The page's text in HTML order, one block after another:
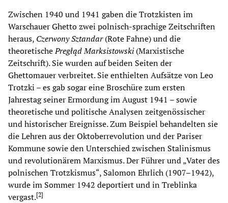
Zwischen 1940 und 1941 gaben die Trotzkisten im
Warschauer Ghetto zwei polnisch-sprachige Zeitschriften
heraus, Czerwony Sztandar(Rote Fahne) und die
theoretischePregłąd Marksistowski(Marxistische
Zeitschrift). Sie wurden auf beiden Seiten der
Ghettomauer verbreitet. Sie enthielten Aufsätze von Leo
Trotzki – es gab sogar eine Broschüre zum ersten
Jahrestag seiner Ermordung im August 1941 – sowie
theoretische und politische Analysen zeitgenössischer
und historischer Ereignisse. Zum Beispiel behandelten sie
die Lehren aus der Oktoberrevolution und der Pariser
Kommune sowie den Unterschied zwischen Stalinismus
und revolutionärem Marxismus. Der Führer und „Vater des
polnischen Trotzkismus“, Salomon Ehrlich (1907–1942),
wurde im Sommer 1942 deportiert und in Treblinka
vergast.[2]